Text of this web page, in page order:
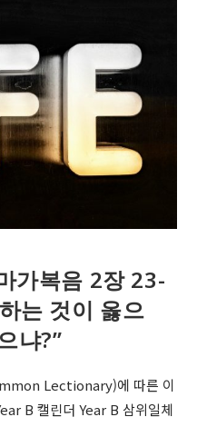
가복음 2장 23-
는 것이 옳으
냐?”
Lectionary)에 따른 이
B 캘린더 Year B 삼위일체